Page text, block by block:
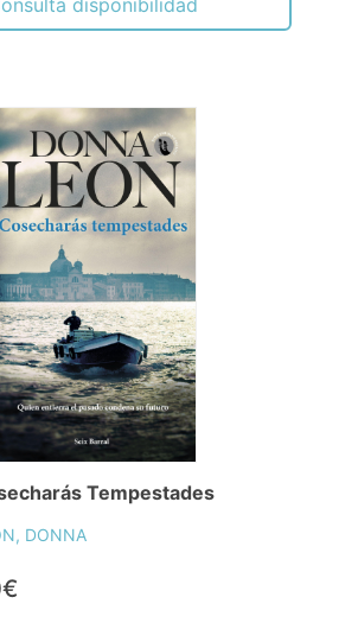
disponibilidad
Tempestades
DONNA